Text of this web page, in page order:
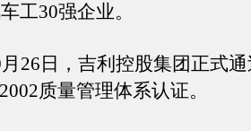
工30强企业。
日，吉利控股集团正式通
质量管理体系认证。